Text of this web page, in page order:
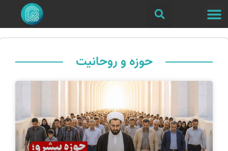
حوزه و روحانیت